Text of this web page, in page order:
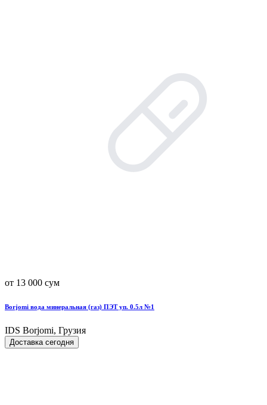
от 13 000 сум
Borjomi вода минеральная (газ) ПЭТ уп. 0.5л №1
IDS Borjomi, Грузия
Доставка сегодня